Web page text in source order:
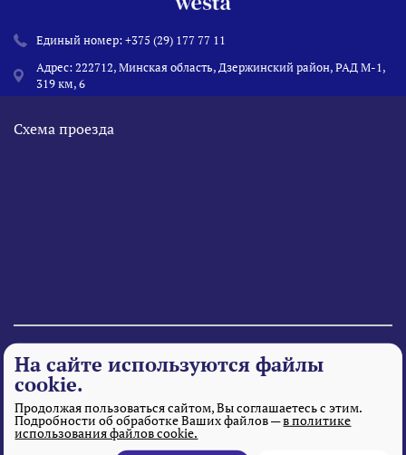
Единый номер:+375 (29) 177 77 11
Адрес: 222712, Минская область, Дзержинский район, РАД М-1,
319 км, 6
Схема проезда
© 1995 - 2026 «Веста» Все права защищены.
На сайте используются файлы
cookie.
Продолжая пользоваться сайтом, Вы соглашаетесь с этим.
Подробности об обработке Ваших файлов —в политике
использования файлов cookie.